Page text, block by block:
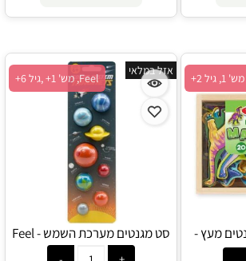
מעץ -
Feel, מש' 1+ ,גיל 6+
אזל במלאי
סט מגנטים מערכת השמש - Feel